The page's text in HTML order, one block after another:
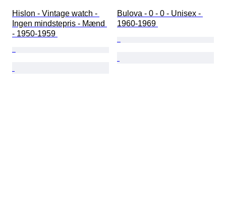
Hislon - Vintage watch -
Ingen mindstepris - Mænd
- 1950-1959
Bulova - 0 - 0 - Unisex -
1960-1969